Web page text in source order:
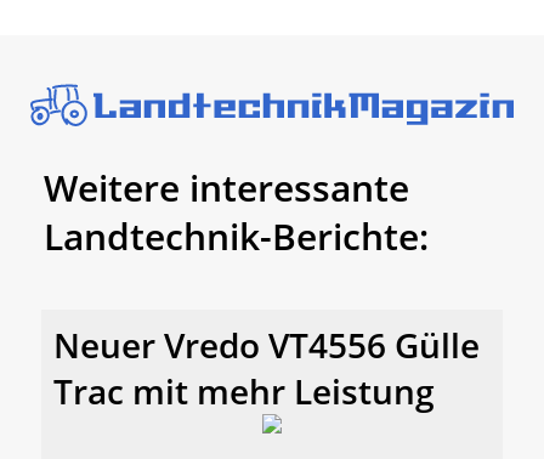
Weitere interessante
Landtechnik-Berichte:
Neuer Vredo VT4556 Gülle
Trac mit mehr Leistung